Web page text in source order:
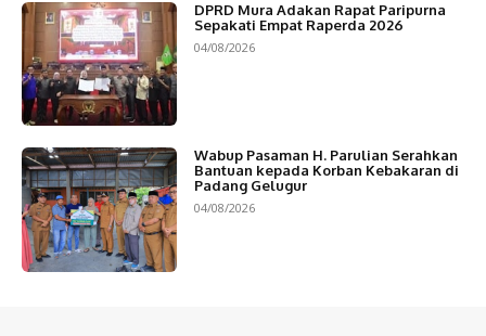
DPRD Mura Adakan Rapat Paripurna
Sepakati Empat Raperda 2026
04/08/2026
Wabup Pasaman H. Parulian Serahkan
Bantuan kepada Korban Kebakaran di
Padang Gelugur
04/08/2026